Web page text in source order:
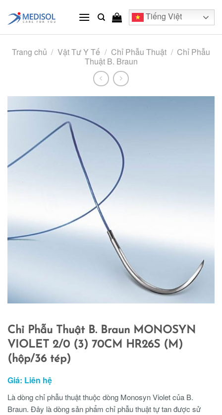
content
Tiếng Việt
Trang chủ / Vật Tư Y Tế / Chỉ Phẫu Thuật / Chỉ Phẫu
Thuật B. Braun
Chỉ Phẫu Thuật B. Braun MONOSYN
VIOLET 2/0 (3) 70CM HR26S (M)
(hộp/36 tép)
Giá: Liên hệ
Là dòng chỉ phẫu thuật thuộc dòng Monosyn Violet của B.
Braun. Đây là dòng sản phẩm chỉ phẫu thuật tự tan được sử